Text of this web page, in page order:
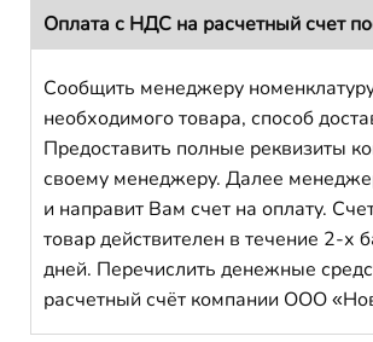
Оплата с НДС на расчетный счет
Сообщить менеджеру
необходимого товара, способ
Предоставить полные реквизиты
своему менеджеру. Далее
и направит Вам счет на оплату.
товар действителен в течение 2-х
дней. Перечислить денежные
расчетный счёт компании ООО